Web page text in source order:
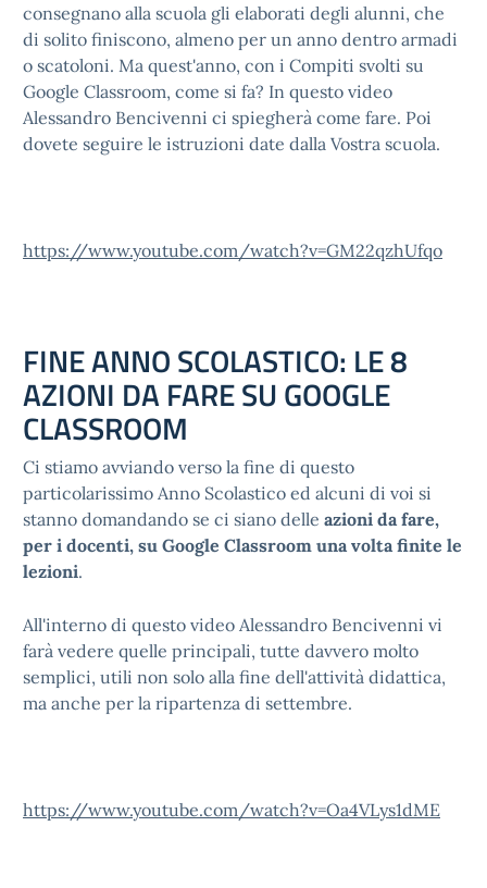
consegnano alla scuola gli elaborati degli alunni, che
di solito finiscono, almeno per un anno dentro armadi
o scatoloni. Ma quest'anno, con i Compiti svolti su
Google Classroom, come si fa? In questo video
Alessandro Bencivenni ci spiegherà come fare. Poi
dovete seguire le istruzioni date dalla Vostra scuola.
https://www.youtube.com/watch?v=GM22qzhUfqo
FINE ANNO SCOLASTICO: LE 8
AZIONI DA FARE SU GOOGLE
CLASSROOM
Ci stiamo avviando verso la fine di questo
particolarissimo Anno Scolastico ed alcuni di voi si
stanno domandando se ci siano delle azioni da fare,
per i docenti, su Google Classroom una volta finite le
lezioni.
All'interno di questo video Alessandro Bencivenni vi
farà vedere quelle principali, tutte davvero molto
semplici, utili non solo alla fine dell'attività didattica,
ma anche per la ripartenza di settembre.
https://www.youtube.com/watch?v=Oa4VLys1dME